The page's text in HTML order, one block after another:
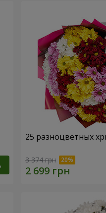
25 разноцветных
3 374 грн